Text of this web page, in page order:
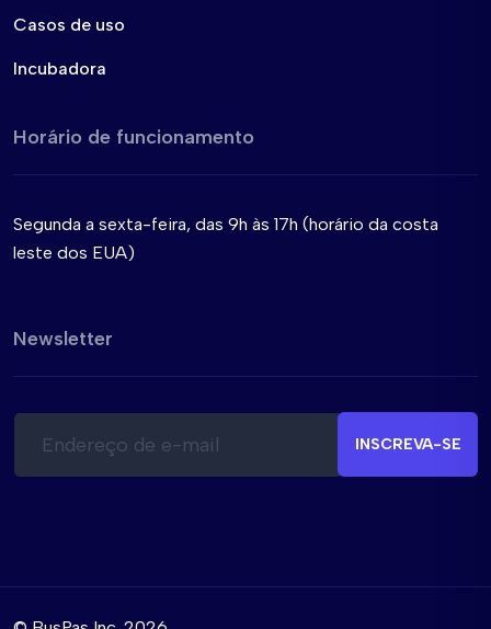
Casos de uso
Incubadora
Horário de funcionamento
Segunda a sexta-feira, das 9h às 17h (horário da costa
leste dos EUA)
Newsletter
EE
a
INSCREVA-SE